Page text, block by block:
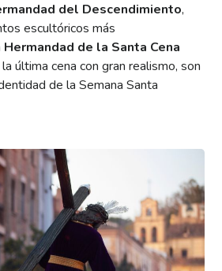
del Descendimiento,
escultóricos más
Hermandad de la Santa Cena
última cena con gran realismo, son
de la Semana Santa